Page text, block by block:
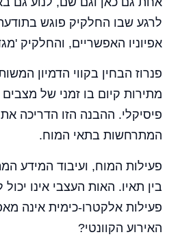
לרגע שבו החלקיק פוגש
אפיוניו האפשריים, והחלקיק
פנרוז הבחין בקווי הדמיון
מתירות קיום בו זמני של
פיסיקלי. ההבנה הזו הדריכה
המתרחשות בתאי המוח.
פעילות המוח, ועיבוד המידע
בין תאיו. האות העצבי אינו
פעילות אלקטרו-כימית אינה
האירוע הקוונטי?